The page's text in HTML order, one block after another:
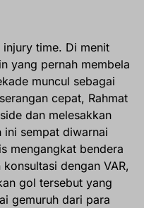
time. Di menit
yang pernah membela
muncul sebagai
cepat, Rahmat
dan melesakkan
ini sempat diwarnai
mengangkat bendera
dengan VAR,
gol tersebut yang
gemuruh dari para